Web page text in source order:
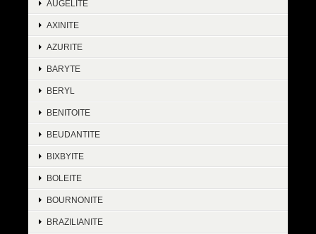
AUGELITE
AXINITE
AZURITE
BARYTE
BERYL
BENITOITE
BEUDANTITE
BIXBYITE
BOLEITE
BOURNONITE
BRAZILIANITE